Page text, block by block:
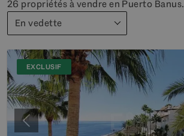
26 propriétés à vendre en Puerto Banus.
En vedette
EXCLUSIF
Précédent